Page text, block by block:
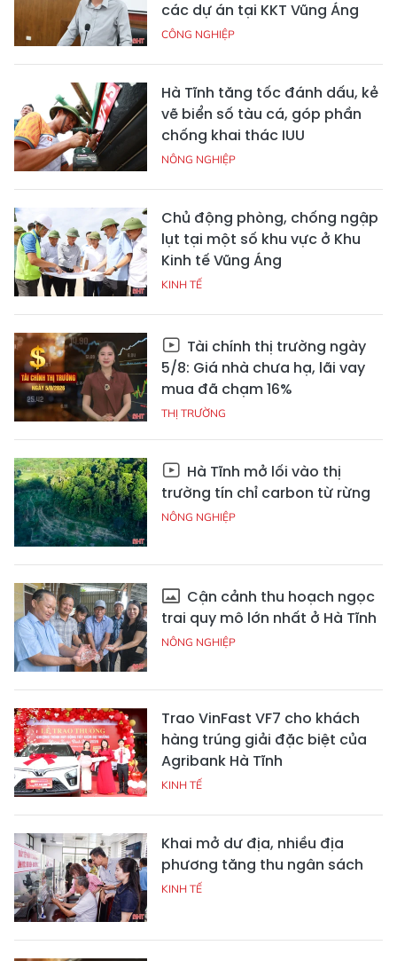
các dự án tại KKT Vũng Áng
CÔNG NGHIỆP
Hà Tĩnh tăng tốc đánh dấu, kẻ
vẽ biển số tàu cá, góp phần
chống khai thác IUU
NÔNG NGHIỆP
Chủ động phòng, chống ngập
lụt tại một số khu vực ở Khu
Kinh tế Vũng Áng
KINH TẾ
Tài chính thị trường ngày
5/8: Giá nhà chưa hạ, lãi vay
mua đã chạm 16%
THỊ TRƯỜNG
Hà Tĩnh mở lối vào thị
trường tín chỉ carbon từ rừng
NÔNG NGHIỆP
Cận cảnh thu hoạch ngọc
trai quy mô lớn nhất ở Hà Tĩnh
NÔNG NGHIỆP
Trao VinFast VF7 cho khách
hàng trúng giải đặc biệt của
Agribank Hà Tĩnh
KINH TẾ
Khai mở dư địa, nhiều địa
phương tăng thu ngân sách
KINH TẾ